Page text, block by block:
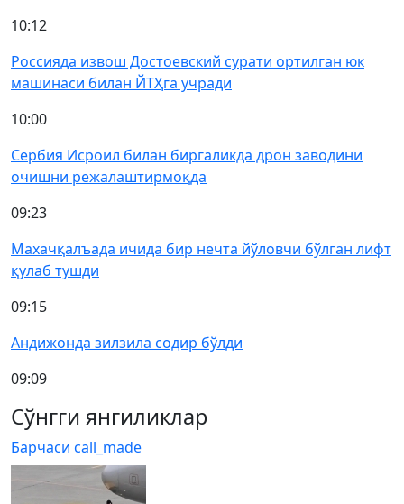
10:12
Россияда извош Достоевский сурати ортилган юк
машинаси билан ЙТҲга учради
10:00
Сербия Исроил билан биргаликда дрон заводини
очишни режалаштирмоқда
09:23
Махачқалъада ичида бир нечта йўловчи бўлган лифт
қулаб тушди
09:15
Андижонда зилзила содир бўлди
09:09
Сўнгги янгиликлар
Барчаси call_made